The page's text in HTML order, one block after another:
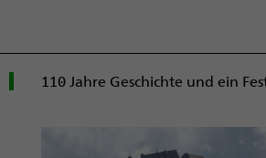
110 Jahre Geschichte und ein